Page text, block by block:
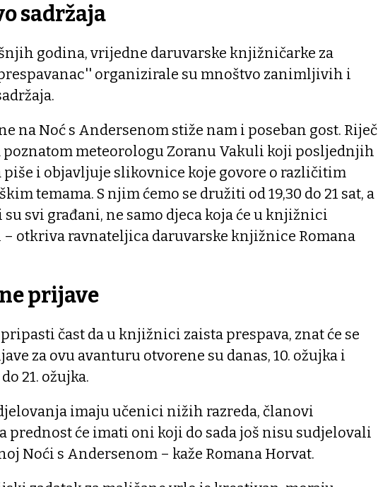
sadržaja
godina, vrijedne daruvarske knjižničarke za
organizirale su mnoštvo zanimljivih i
na Noć s Andersenom stiže nam i poseban gost. Riječ
poznatom meteorologu Zoranu Vakuli koji posljednjih
piše i objavljuje slikovnice koje govore o različitim
temama. S njim ćemo se družiti od 19,30 do 21 sat, a
svi građani, ne samo djeca koja će u knjižnici
– otkriva ravnateljica daruvarske knjižnice Romana
prijave
čast da u knjižnici zaista prespava, znat će se
za ovu avanturu otvorene su danas, 10. ožujka i
21. ožujka.
imaju učenici nižih razreda, članovi
prednost će imati oni koji do sada još nisu sudjelovali
Noći s Andersenom – kaže Romana Horvat.